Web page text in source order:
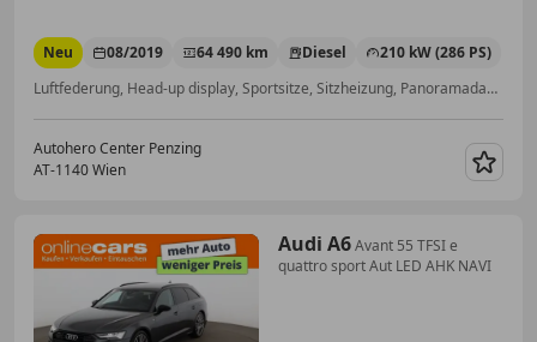
Neu 08/2019 64 490 km Diesel
210 kW (286 PS)
Luftfederung, Head-up display, Sportsitze, Sitzheizung, Panoramadach, 360° Kamera, Elektrische Sitze, Scheckheftgepflegt
Autohero Center Penzing
AT-1140 Wien
Audi A6Avant 55 TFSI e
quattro sport Aut LED AHK NAVI